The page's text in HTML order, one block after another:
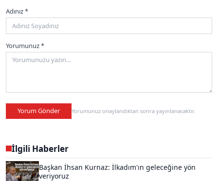
Adınız *
Yorumunuz *
Yorum Gönder Yorumunuz onaylandıktan sonra yayınlanacaktır.
İlgili Haberler
Başkan İhsan Kurnaz: İlkadım'ın geleceğine yön
veriyoruz